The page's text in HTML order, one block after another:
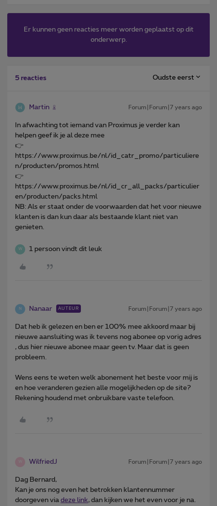
Er kunnen geen reacties meer worden geplaatst op dit
onderwerp.
5 reacties Oudste eerst
Martin Forum|Forum|7 years ago
In afwachting tot iemand van Proximus je verder kan
helpen geef ik je al deze mee
👉
https://www.proximus.be/nl/id_catr_promo/particuliere
n/producten/promos.html
👉
https://www.proximus.be/nl/id_cr_all_packs/particulier
en/producten/packs.html
NB: Als er staat onder de voorwaarden dat het voor nieuwe
klanten is dan kun daar als bestaande klant niet van
genieten.
W 1 persoon vindt dit leuk
N Nanaar AUTEUR Forum|Forum|7 years ago
Dat heb ik gelezen en ben er 100% mee akkoord maar bij
nieuwe aansluiting was ik tevens nog abonee op vorig adres
, dus hier nieuwe abonee maar geen tv. Maar dat is geen
probleem.
Wens eens te weten welk abonement het beste voor mij is
en hoe veranderen gezien alle mogelijkheden op de site?
Rekening houdend met onbruikbare vaste telefoon.
WilfriedJ Forum|Forum|7 years ago
Dag Bernard,
Kan je ons nog even het betrokken klantennummer
doorgeven via deze link, dan kijken we het even voor je na.